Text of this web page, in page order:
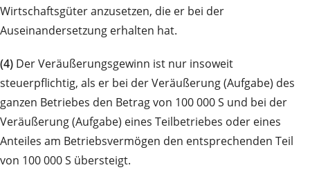
Wirtschaftsgüter anzusetzen, die er bei der
Auseinandersetzung erhalten hat.
(4) Der Veräußerungsgewinn ist nur insoweit
steuerpflichtig, als er bei der Veräußerung (Aufgabe) des
ganzen Betriebes den Betrag von 100 000 S und bei der
Veräußerung (Aufgabe) eines Teilbetriebes oder eines
Anteiles am Betriebsvermögen den entsprechenden Teil
von 100 000 S übersteigt.